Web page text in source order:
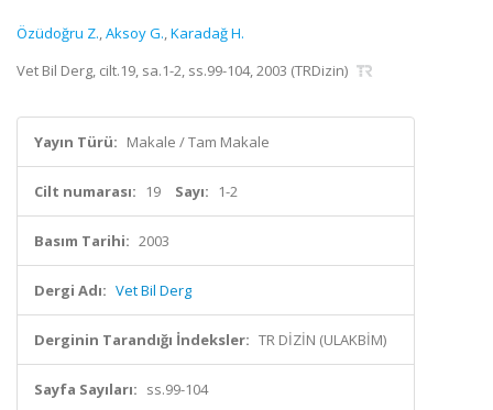
Özüdoğru Z.,Aksoy G.,Karadağ H.
Vet Bil Derg, cilt.19, sa.1-2, ss.99-104, 2003 (TRDizin)
Yayın Türü: Makale / Tam Makale
Cilt numarası: 19 Sayı: 1-2
Basım Tarihi: 2003
Dergi Adı: Vet Bil Derg
Derginin Tarandığı İndeksler: TR DİZİN (ULAKBİM)
Sayfa Sayıları: ss.99-104